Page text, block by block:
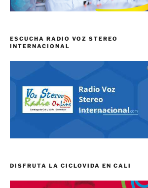
ESCUCHA RADIO VOZ STEREO
INTERNACIONAL
DISFRUTA LA CICLOVIDA EN CALI